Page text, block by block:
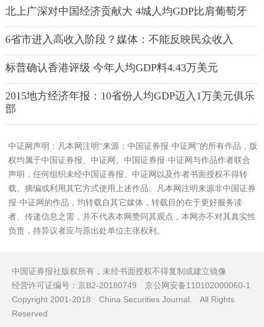
北上广深对中国经济贡献大 4城人均GDP比肩葡萄牙
6省市进入高收入阶段？媒体：不能反映民众收入
标普确认香港评级 今年人均GDP料4.43万美元
2015地方经济年报：10省份人均GDP迈入1万美元俱乐
部
中证网声明：凡本网注明“来源：中国证券报·中证网”的所有作品，版
权均属于中国证券报、中证网。中国证券报·中证网与作品作者联合
声明，任何组织未经中国证券报、中证网以及作者书面授权不得转
载、摘编或利用其它方式使用上述作品。凡本网注明来源非中国证券
报·中证网的作品，均转载自其它媒体，转载目的在于更好服务读
者、传递信息之需，并不代表本网赞同其观点，本网亦不对其真实性
负责，持异议者应与原出处单位主张权利。
中国证券报社版权所有，未经书面授权不得复制或建立镜像
经营许可证编号：京B2-20180749 京公网安备110102000060-1
Copyright 2001-2018 China Securities Journal. All Rights
Reserved